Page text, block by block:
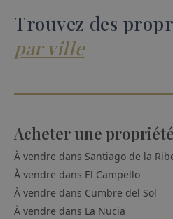
Trouvez des
par ville
Acheter une propriété
À vendre dans Santiago de la
À vendre dans El Campello
À vendre dans Cumbre del Sol
À vendre dans La Nucia